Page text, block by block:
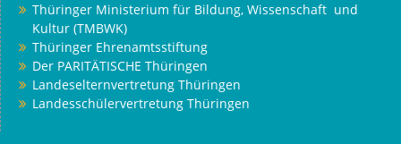
Thüringer Ministerium für Bildung, Wissenschaft und
Kultur (TMBWK)
Thüringer Ehrenamtsstiftung
Der PARITÄTISCHE Thüringen
Landeselternvertretung Thüringen
Landesschülervertretung Thüringen